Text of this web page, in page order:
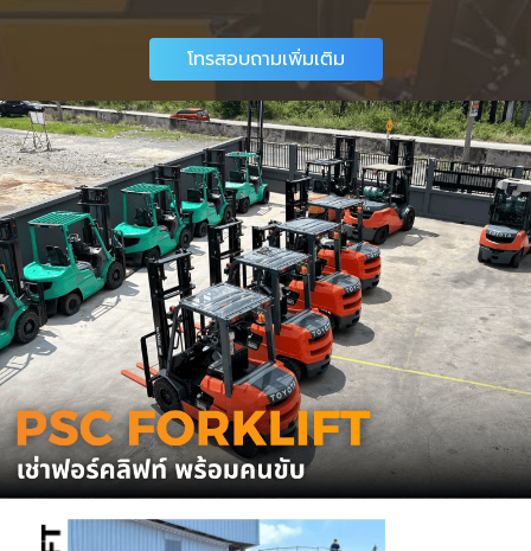
โทรสอบถามเพิ่มเติม